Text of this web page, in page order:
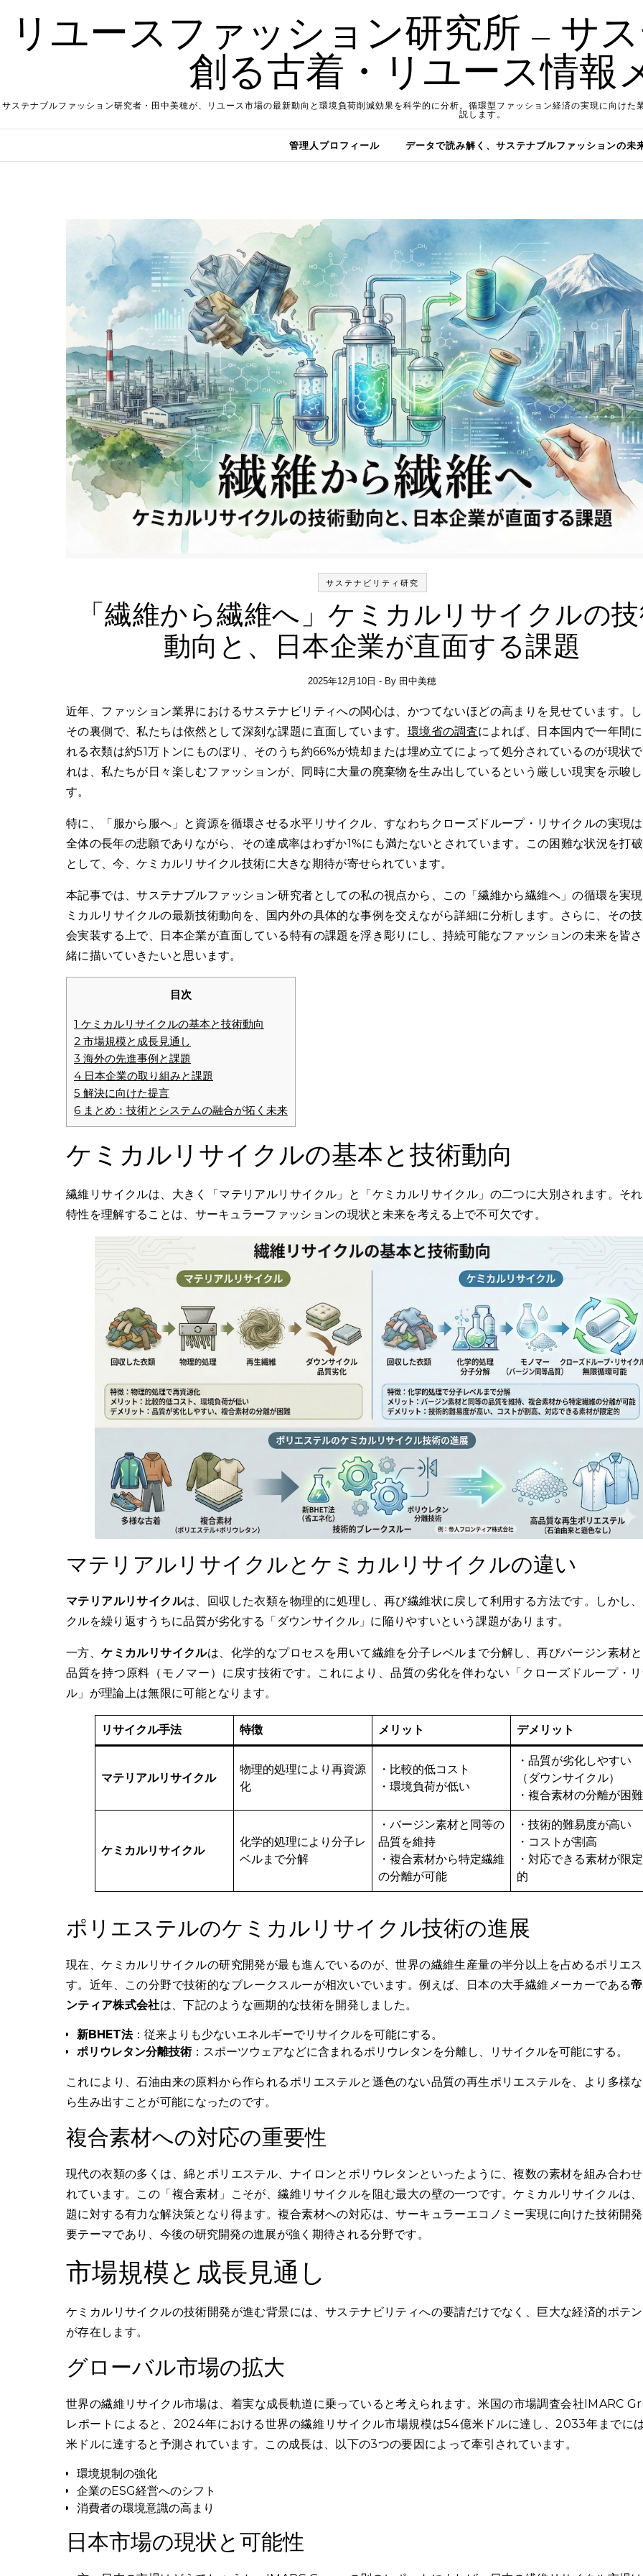
リユースファッション研究所 – サ
創る古着・リユース情報
サステナブルファッション研究者・田中美穂が、リユース市場の最新動向と環境負荷削減効果を科学的に分析。循環型ファッション経済の実現に向け
説します。
管理人プロフィール データで読み解く、サステナブルファッションの未
サステナビリティ研究
「繊維から繊維へ」ケミカルリサイクルの
動向と、日本企業が直面する課題
2025年12月10日 - By 田中美穂
近年、ファッション業界におけるサステナビリティへの関心は、かつてないほどの高まりを見せています。しかし、
その裏側で、私たちは依然として深刻な課題に直面しています。 環境省の調査によれば、日本国内で一年間
れる衣類は約51万トンにものぼり、そのうち約66%が焼却または埋め立てによって処分されているのが現状
れは、私たちが日々楽しむファッションが、同時に大量の廃棄物を生み出しているという厳しい現実を示唆
す。
特に、「服から服へ」と資源を循環させる水平リサイクル、すなわちクローズドループ・リサイクルの実現
全体の長年の悲願でありながら、その達成率はわずか1%にも満たないとされています。この困難な状況を打
として、今、ケミカルリサイクル技術に大きな期待が寄せられています。
本記事では、サステナブルファッション研究者としての私の視点から、この「繊維から繊維へ」の循環を実
ミカルリサイクルの最新技術動向を、国内外の具体的な事例を交えながら詳細に分析します。さらに、その
会実装する上で、日本企業が直面している特有の課題を浮き彫りにし、持続可能なファッションの未来を皆
緒に描いていきたいと思います。
目次
1 ケミカルリサイクルの基本と技術動向
2 市場規模と成長見通し
3 海外の先進事例と課題
4 日本企業の取り組みと課題
5 解決に向けた提言
6 まとめ：技術とシステムの融合が拓く未来
ケミカルリサイクルの基本と技術動向
繊維リサイクルは、大きく「マテリアルリサイクル」と「ケミカルリサイクル」の二つに大別されます。そ
特性を理解することは、サーキュラーファッションの現状と未来を考える上で不可欠です。
マテリアルリサイクルとケミカルリサイクルの違い
マテリアルリサイクルは、回収した衣類を物理的に処理し、再び繊維状に戻して利用する方法です。しかし
クルを繰り返すうちに品質が劣化する「ダウンサイクル」に陥りやすいという課題があります。
一方、ケミカルリサイクルは、化学的なプロセスを用いて繊維を分子レベルまで分解し、再びバージン素材
品質を持つ原料（モノマー）に戻す技術です。これにより、品質の劣化を伴わない「クローズドループ・
ル」が理論上は無限に可能となります。
リサイクル手法 特徴 メリット デメリット
マテリアルリサイクル
物理的処理により再資源
化
・比較的低コスト
・環境負荷が低い
・品質が劣化しやすい
（ダウンサイクル）
・複合素材の分離が困難
ケミカルリサイクル
化学的処理により分子レ
ベルまで分解
・バージン素材と同等の
品質を維持
・複合素材から特定繊維
の分離が可能
・技術的難易度が高い
・コストが割高
・対応できる素材が限定
的
ポリエステルのケミカルリサイクル技術の進展
現在、ケミカルリサイクルの研究開発が最も進んでいるのが、世界の繊維生産量の半分以上を占めるポリエ
す。近年、この分野で技術的なブレークスルーが相次いでいます。例えば、日本の大手繊維メーカーである
ンティア株式会社は、下記のような画期的な技術を開発しました。
新BHET法：従来よりも少ないエネルギーでリサイクルを可能にする。
ポリウレタン分離技術：スポーツウェアなどに含まれるポリウレタンを分離し、リサイクルを可能にする。
これにより、石油由来の原料から作られるポリエステルと遜色のない品質の再生ポリエステルを、より多様
ら生み出すことが可能になったのです。
複合素材への対応の重要性
現代の衣類の多くは、綿とポリエステル、ナイロンとポリウレタンといったように、複数の素材を組み合わ
れています。この「複合素材」こそが、繊維リサイクルを阻む最大の壁の一つです。ケミカルリサイクルは
題に対する有力な解決策となり得ます。複合素材への対応は、サーキュラーエコノミー実現に向けた技術開
要テーマであり、今後の研究開発の進展が強く期待される分野です。
市場規模と成長見通し
ケミカルリサイクルの技術開発が進む背景には、サステナビリティへの要請だけでなく、巨大な経済的ポテ
が存在します。
グローバル市場の拡大
世界の繊維リサイクル市場は、着実な成長軌道に乗っていると考えられます。米国の市場調査会社IMARC
レポートによると、2024年における世界の繊維リサイクル市場規模は54億米ドルに達し、2033年までに
米ドルに達すると予測されています。この成長は、以下の3つの要因によって牽引されています。
環境規制の強化
企業のESG経営へのシフト
消費者の環境意識の高まり
日本市場の現状と可能性